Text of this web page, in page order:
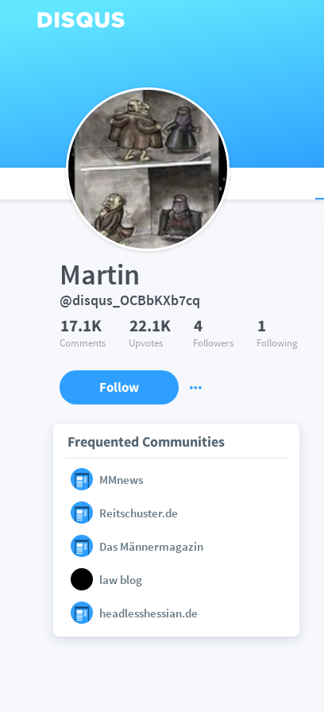
Martin
@disqus_OCBbKXb7cq
17.1K
Comments
22.1K
Upvotes
4
Followers
1
Following
Follow
Frequented Communities
MMnews
Reitschuster.de
Das Männermagazin
law blog
headlesshessian.de